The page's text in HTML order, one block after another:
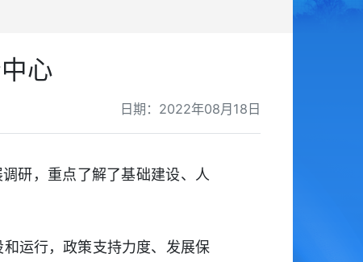
心
日期：2022年08月18日
研，重点了解了基础建设、人
运行，政策支持力度、发展保